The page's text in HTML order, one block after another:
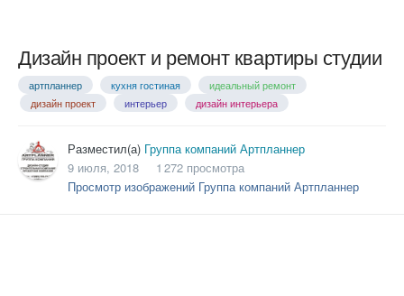
Дизайн проект и ремонт квартиры студии
артпланнер кухня гостиная
идеальный ремонт
дизайн проект
интерьер дизайн интерьера
Разместил(а) Группа компаний Артпланнер
9 июля, 2018
1 272 просмотра
Просмотр изображений Группа компаний Артпланнер